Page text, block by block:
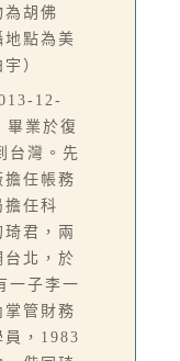
為胡佛
點為美
）
12-
畢業於復
台灣。先
任帳務
擔任科
君，兩
台北，於
一子李一
管財務
員，1983